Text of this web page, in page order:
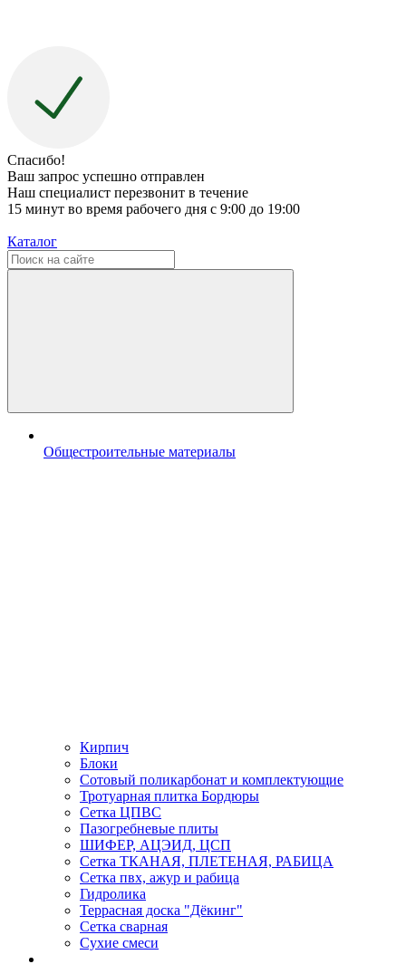
Спасибо!
Ваш запрос успешно отправлен
Наш специалист перезвонит в течение
15 минут во время рабочего дня с 9:00 до 19:00
Каталог
Общестроительные материалы
Кирпич
Блоки
Сотовый поликарбонат и комплектующие
Тротуарная плитка Бордюры
Сетка ЦПВС
Пазогребневые плиты
ШИФЕР, АЦЭИД, ЦСП
Сетка ТКАНАЯ, ПЛЕТЕНАЯ, РАБИЦА
Сетка пвх, ажур и рабица
Гидролика
Террасная доска "Дёкинг"
Сетка сварная
Сухие смеси